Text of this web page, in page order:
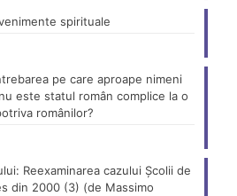
spirituale
pe care aproape nimeni
este statul român complice la o
românilor?
Reexaminarea cazului Școlii de
din 2000 (3) (de Massimo